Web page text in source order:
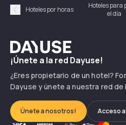
Précédent
Hoteles por horas
Hoteles para
el día
Dayuse
¡Únete a la red Dayuse!
¿Eres propietario de un hotel?
Dayuse y únete a nuestra red
Únete a nosotros! Acceso